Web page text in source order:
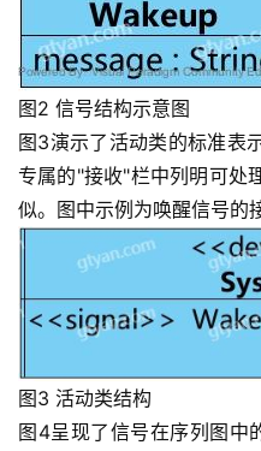
图2 信号结构示意图
图3演示了活动类的标准表
专属的"接收"栏中列明可处
似。图中示例为唤醒信号的
图3 活动类结构
图4呈现了信号在序列图中